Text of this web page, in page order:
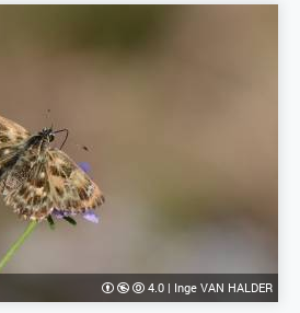
4.0 | Inge VAN HALDER